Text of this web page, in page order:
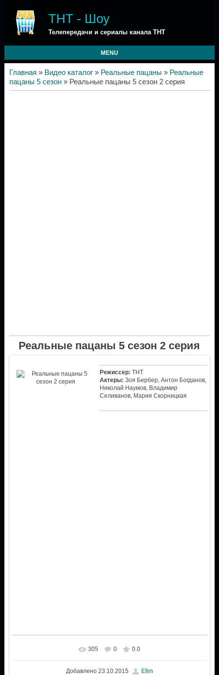
ТНТ - Шоу
Телепередачи и сериалы канала ТНТ
MENU
Главная » Видео каталог» Реальные пацаны » Реальные
пацаны 5 сезон» Реальные пацаны 5 сезон 2 серия
Реальные пацаны 5 сезон 2 серия
Режиссер: ТНТ
Актеры: Зоя Бербер, Антон Богданов,
Николай Наумов, Владимир
Селиванов, Мария Скорницкая
305 0 0.0
Добавлено23.10.2015 Efim